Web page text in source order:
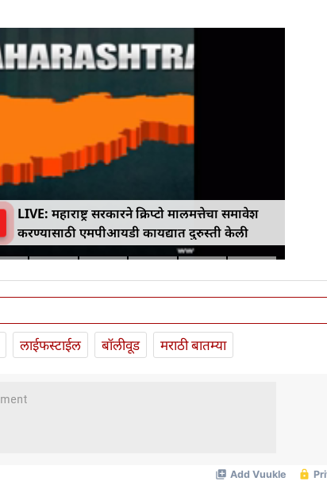
LIVE: महाराष्ट्र सरकारने क्रिप्टो मालमत्तेचा समावेश
करण्यासाठी एमपीआयडी कायद्यात दुरुस्ती केली
लाईफस्टाईल बॉलीवूड मराठी बातम्या